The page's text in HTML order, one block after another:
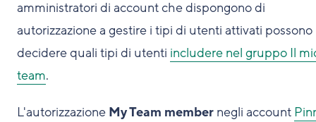
amministratori di account che dispongono di
autorizzazione a gestire i tipi di utenti attivati possono
decidere quali tipi di utenti includere nel gruppo Il
team.
L'autorizzazione My Team member negli account